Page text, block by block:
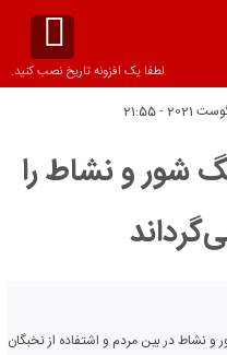
لطفا یک افزونه تاریخ نصب کنید.
شور و نشاط را
نشاط در بین مردم و اشتفاده از نخبگان